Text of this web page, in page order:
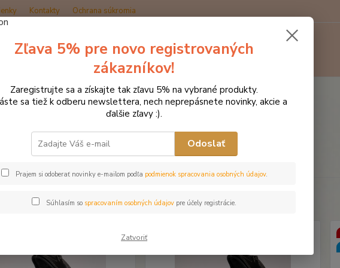
Kontakty Ochrana súkromia
Hľadať
oblečenia MONTAR ZĽAVY! Čelenky na uzdečky
na uzdečky
1-20 z 27
Zľava 5% pre novo registrovaných
zákazníkov!
Zaregistrujte sa a získajte tak zľavu 5% na vybrané produkty.
sa tiež k odberu newslettera, nech neprepásnete novinky, akcie a
ďalšie zľavy :).
Odoslať
Prajem si odoberať novinky e-mailom podľa podmienok spracovania osobných údajov.
Súhlasím so spracovaním osobných údajov pre účely registrácie.
Zatvoriť